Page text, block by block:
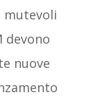
mutevoli
devono
nuove